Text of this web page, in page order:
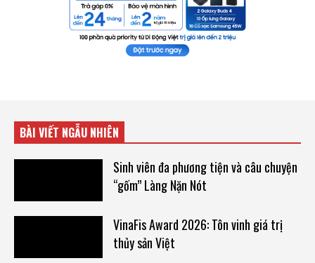
BÀI VIẾT NGẪU NHIÊN
Sinh viên đa phương tiện và câu chuyện
“gốm” Làng Nặn Nót
VinaFis Award 2026: Tôn vinh giá trị
thủy sản Việt